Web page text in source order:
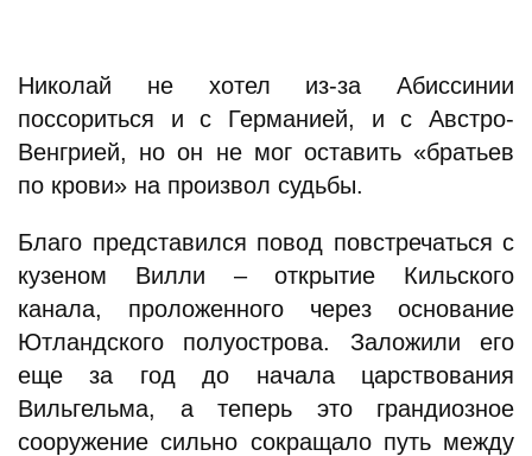
Николай не хотел из-за Абиссинии
поссориться и с Германией, и с Австро-
Венгрией, но он не мог оставить «братьев
по крови» на произвол судьбы.
Благо представился повод повстречаться с
кузеном Вилли – открытие Кильского
канала, проложенного через основание
Ютландского полуострова. Заложили его
еще за год до начала царствования
Вильгельма, а теперь это грандиозное
сооружение сильно сокращало путь между